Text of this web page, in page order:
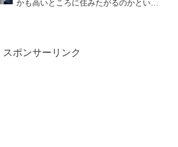
かも高いところに住みたがるのかという
スポンサーリンク